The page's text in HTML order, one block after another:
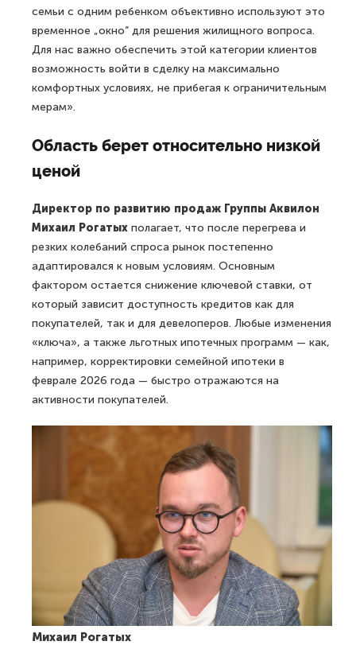
семьи с одним ребенком объективно используют это
временное „окно“ для решения жилищного вопроса.
Для нас важно обеспечить этой категории клиентов
возможность войти в сделку на максимально
комфортных условиях, не прибегая к ограничительным
мерам».
Область берет относительно низкой
ценой
Директор по развитию продаж Группы Аквилон
Михаил Рогатых полагает, что после перегрева и
резких колебаний спроса рынок постепенно
адаптировался к новым условиям. Основным
фактором остается снижение ключевой ставки, от
который зависит доступность кредитов как для
покупателей, так и для девелоперов. Любые изменения
«ключа», а также льготных ипотечных программ — как,
например, корректировки семейной ипотеки в
феврале 2026 года — быстро отражаются на
активности покупателей.
Михаил Рогатых